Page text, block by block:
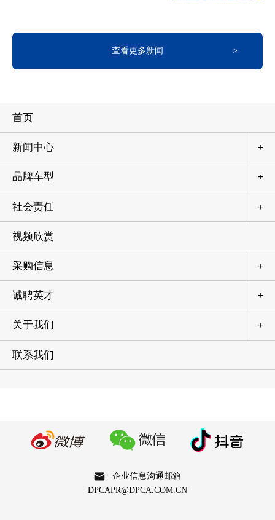
程。以战略定力锚定航向、以执
搭配各地特色互动体验、车型静态品
鉴，叠加七月专属宠粉购车政策，让到
沉浸式试驾 实测法系车硬核驾控功底本
次法系驾控体验营囊括了静态展车、城
市道路试驾、专业科目试驾等多个线下
场景，东风雪铁龙新款凡尔赛
查看更多新闻
首页
+
新闻中心
+
品牌车型
+
社会责任
视频欣赏
+
采购信息
+
诚聘英才
+
关于我们
联系我们
企业信息沟通邮箱
DPCAPR@DPCA.COM.CN